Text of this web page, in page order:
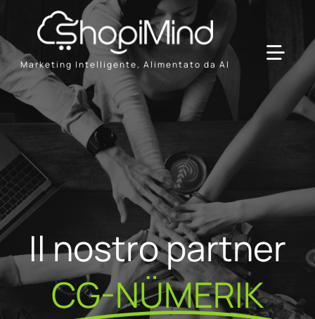
content
Marketing Intelligente, Alimentato da AI
Solution
Resources & Partners
Offerte
Il nostro partner
CG-NÜMERIK